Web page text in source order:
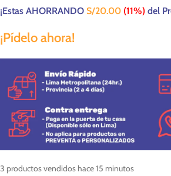
¡Estas AHORRANDO S/20.00 (11%) del
¡Pídelo ahora!
3 productos vendidos hace 15 minutos